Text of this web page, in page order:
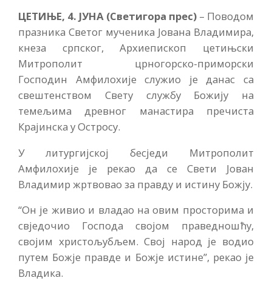
ЦЕТИЊЕ, 4. ЈУНА (Светигора прес) – Поводом
празника Светог мученика Јована Владимира,
кнеза српског, Архиепископ цетињски
Митрополит црногорско-приморски
Господин Амфилохије служио је данас са
свештенством Свету службу Божију на
темељима древног манастира пречиста
Крајинска у Остросу.
У литургијској бесједи Митрополит
Амфилохије је рекао да се Свети Јован
Владимир жртвовао за правду и истину Божју.
“Он је живио и владао на овим просторима и
свједочио Господа својом праведношћу,
својим христољубљем. Свој народ је водио
путем Божје правде и Божје истине”, рекао је
Владика.